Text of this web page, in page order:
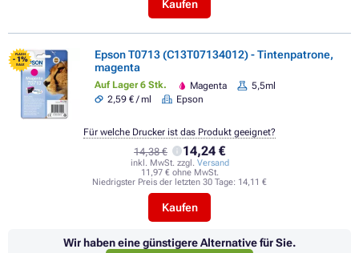
Kaufen
FLASH
- 1%
SALE
Epson T0713 (C13T07134012) - Tintenpatrone,
magenta
Auf Lager 6 Stk. Magenta
5,5ml
2,59 € / ml
Epson
14,38 € 14,24 €
inkl. MwSt. zzgl. Versand
11,97 € ohne MwSt.
Niedrigster Preis der letzten 30 Tage: 14,11 €
Kaufen
Für welche Drucker ist das Produkt geeignet?
Wir haben eine günstigere Alternative für Sie.